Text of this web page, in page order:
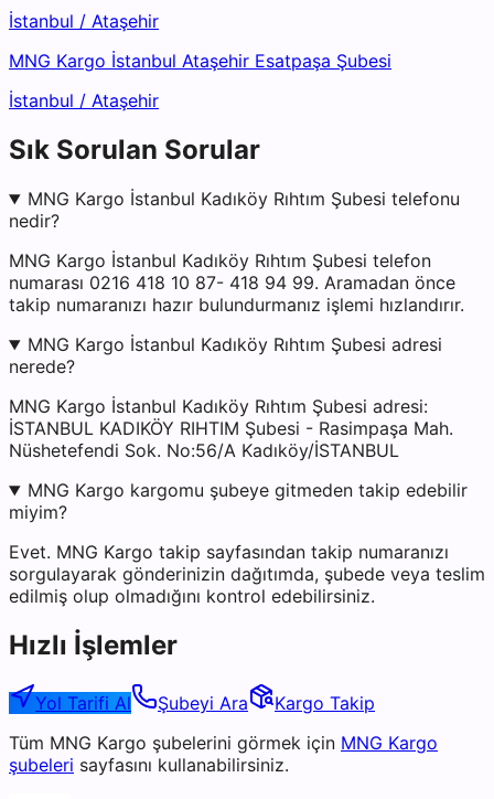
İstanbul / Ataşehir
MNG Kargo İstanbul Ataşehir Esatpaşa Şubesi
İstanbul / Ataşehir
Sık Sorulan Sorular
MNG Kargo İstanbul Kadıköy Rıhtım Şubesi telefonu
nedir?
MNG Kargo İstanbul Kadıköy Rıhtım Şubesi telefon
numarası 0216 418 10 87- 418 94 99. Aramadan önce
takip numaranızı hazır bulundurmanız işlemi hızlandırır.
MNG Kargo İstanbul Kadıköy Rıhtım Şubesi adresi
nerede?
MNG Kargo İstanbul Kadıköy Rıhtım Şubesi adresi:
İSTANBUL KADIKÖY RIHTIM Şubesi - Rasimpaşa Mah.
Nüshetefendi Sok. No:56/A Kadıköy/İSTANBUL
MNG Kargo kargomu şubeye gitmeden takip edebilir
miyim?
Evet. MNG Kargo takip sayfasından takip numaranızı
sorgulayarak gönderinizin dağıtımda, şubede veya teslim
edilmiş olup olmadığını kontrol edebilirsiniz.
Hızlı İşlemler
Yol Tarifi Al Şubeyi Ara
Kargo Takip
Tüm MNG Kargo şubelerini görmek için MNG Kargo
şubeleri sayfasını kullanabilirsiniz.